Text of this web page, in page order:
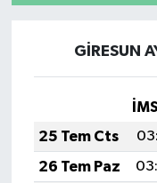
GİRESUN
25 Tem Cts
26 Tem Paz